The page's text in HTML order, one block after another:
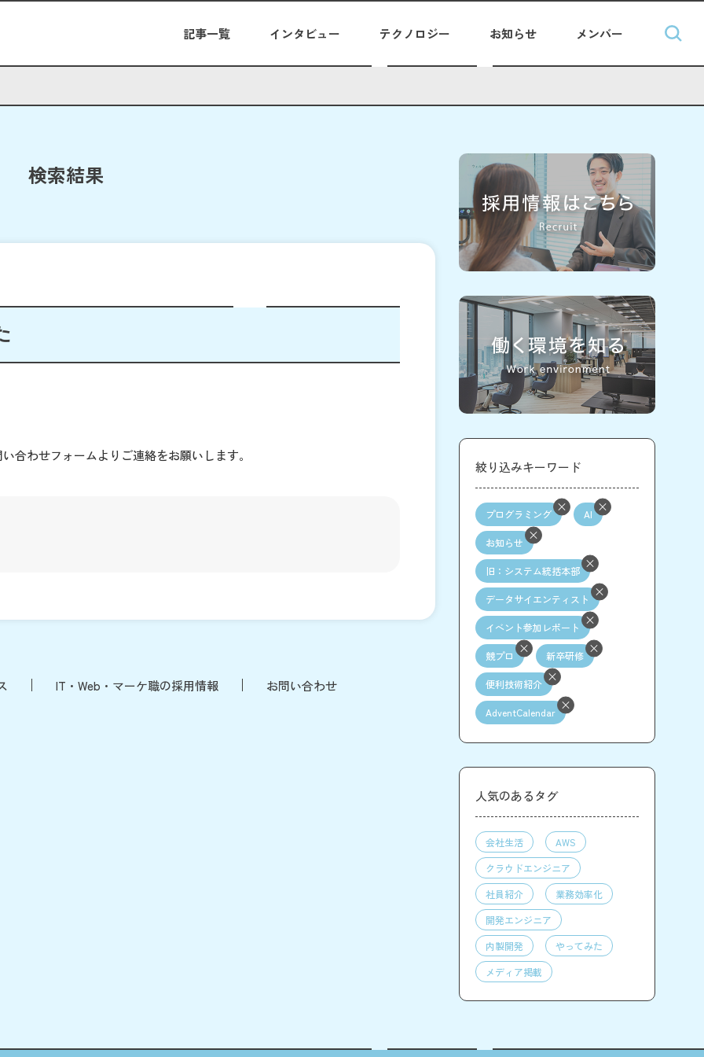
記事一覧 インタビュー テクノロジー お知らせ メンバー
検索結果
合わせフォームよりご連絡をお願いします。
IT・Web・マーケ職の採用情報 お問い合わせ
絞り込みキーワード
プログラミング AI
お知らせ
旧：システム統括本部
データサイエンティスト
イベント参加レポート
競プロ 新卒研修
便利技術紹介
AdventCalendar
人気のあるタグ
会社生活
AWS
クラウドエンジニア
社員紹介
業務効率化
開発エンジニア
内製開発
やってみた
メディア掲載